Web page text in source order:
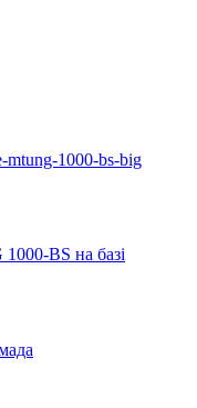
BS на базi